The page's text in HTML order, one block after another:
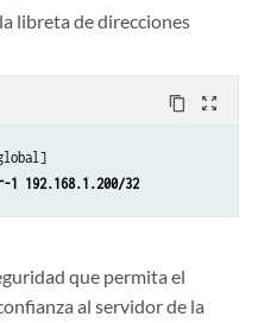
libreta de direcciones
content_copy zoom_out_map
1 192.168.1.200/32
que permita el
al servidor de la